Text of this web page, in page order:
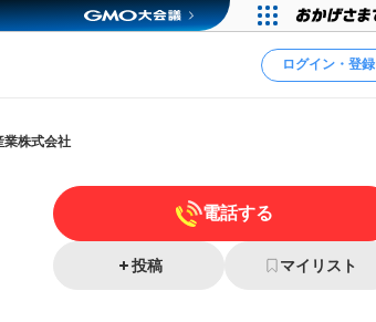
ログイン・登録
業株式会社
電話する
投稿 マイリスト